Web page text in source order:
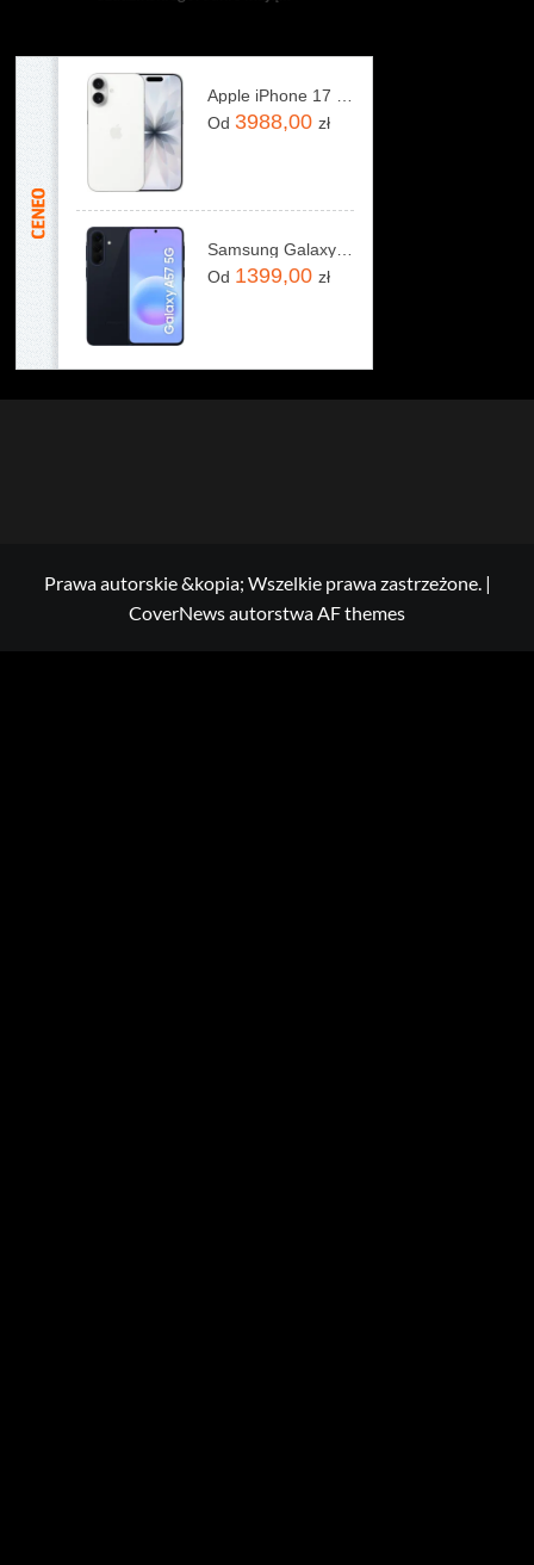
Od 3988,00 zł
Samsung Galaxy A57 5G 8/128GB Granatowy
Od 1399,00 zł
Prawa autorskie &kopia; Wszelkie prawa zastrzeżone. |
CoverNewsautorstwa AF themes